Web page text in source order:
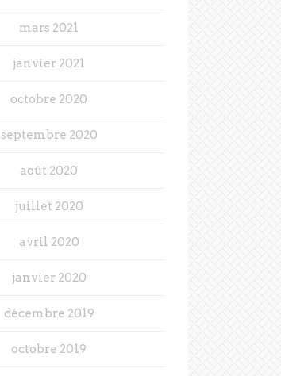
mars 2021
janvier 2021
octobre 2020
septembre 2020
août 2020
juillet 2020
avril 2020
janvier 2020
décembre 2019
octobre 2019